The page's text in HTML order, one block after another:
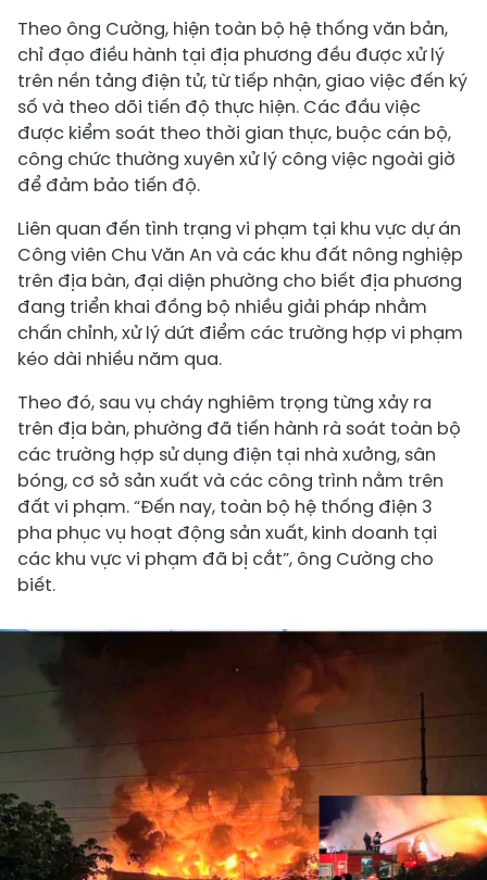
Theo ông Cường, hiện toàn bộ hệ thống văn bản,
chỉ đạo điều hành tại địa phương đều được xử lý
trên nền tảng điện tử, từ tiếp nhận, giao việc đến ký
số và theo dõi tiến độ thực hiện. Các đầu việc
được kiểm soát theo thời gian thực, buộc cán bộ,
công chức thường xuyên xử lý công việc ngoài giờ
để đảm bảo tiến độ.
Liên quan đến tình trạng vi phạm tại khu vực dự án
Công viên Chu Văn An và các khu đất nông nghiệp
trên địa bàn, đại diện phường cho biết địa phương
đang triển khai đồng bộ nhiều giải pháp nhằm
chấn chỉnh, xử lý dứt điểm các trường hợp vi phạm
kéo dài nhiều năm qua.
Theo đó, sau vụ cháy nghiêm trọng từng xảy ra
trên địa bàn, phường đã tiến hành rà soát toàn bộ
các trường hợp sử dụng điện tại nhà xưởng, sân
bóng, cơ sở sản xuất và các công trình nằm trên
đất vi phạm. “Đến nay, toàn bộ hệ thống điện 3
pha phục vụ hoạt động sản xuất, kinh doanh tại
các khu vực vi phạm đã bị cắt”, ông Cường cho
biết.